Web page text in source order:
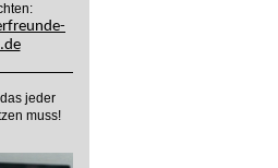
das jeder
muss!